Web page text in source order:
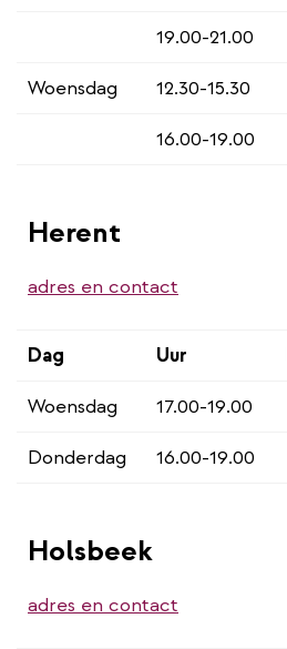
19.00-21.00
Woensdag
12.30-15.30
16.00-19.00
Herent
adres en contact
Dag Uur
Woensdag
17.00-19.00
Donderdag
16.00-19.00
Holsbeek
adres en contact